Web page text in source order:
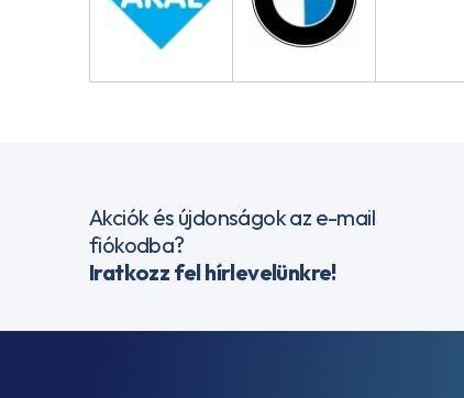
Akciók és újdonságok az e-mail
fiókodba?
Iratkozz fel hírlevelünkre!